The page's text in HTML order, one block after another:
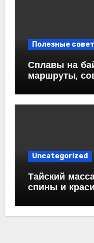
Полезные
Сплавы на
маршруты,
Uncategorized
Тайский
спины и